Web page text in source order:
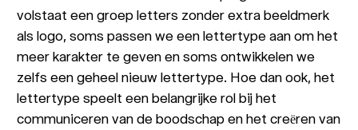
volstaat een groep letters zonder extra beeldmerk
als logo, soms passen we een lettertype aan om het
meer karakter te geven en soms ontwikkelen we
zelfs een geheel nieuw lettertype. Hoe dan ook, het
lettertype speelt een belangrijke rol bij het
communiceren van de boodschap en het creëren van